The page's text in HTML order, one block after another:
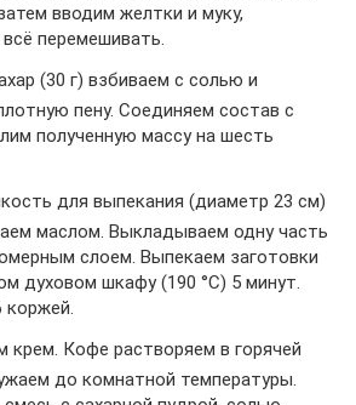
вводим желтки и муку,
перемешивать.
(30 г) взбиваем с солью и
пену. Соединяем состав с
полученную массу на шесть
для выпекания (диаметр 23 см)
маслом. Выкладываем одну часть
слоем. Выпекаем заготовки
духовом шкафу (190 °C) 5 минут.
коржей.
крем. Кофе растворяем в горячей
до комнатной температуры.